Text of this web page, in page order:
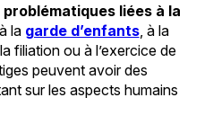
problématiques liées à la
la garde d’enfants, à la
filiation ou à l’exercice de
peuvent avoir des
sur les aspects humains